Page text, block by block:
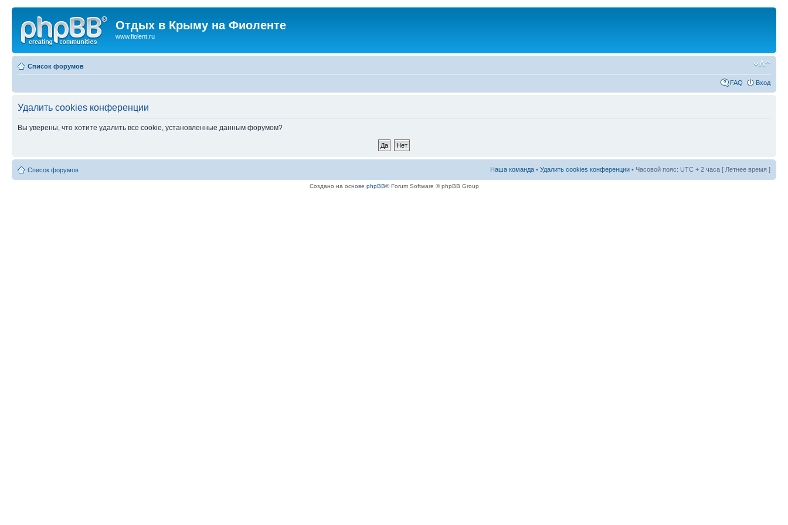
Отдых в Крыму на Фиоленте
www.fiolent.ru
Список форумов
FAQ Вход
Удалить cookies конференции
Вы уверены, что хотите удалить все cookie, установленные данным форумом?
Список форумов Наша команда • Удалить cookies конференции • Часовой пояс: UTC + 2 часа [ Летнее время ]
Создано на основе phpBB® Forum Software © phpBB Group